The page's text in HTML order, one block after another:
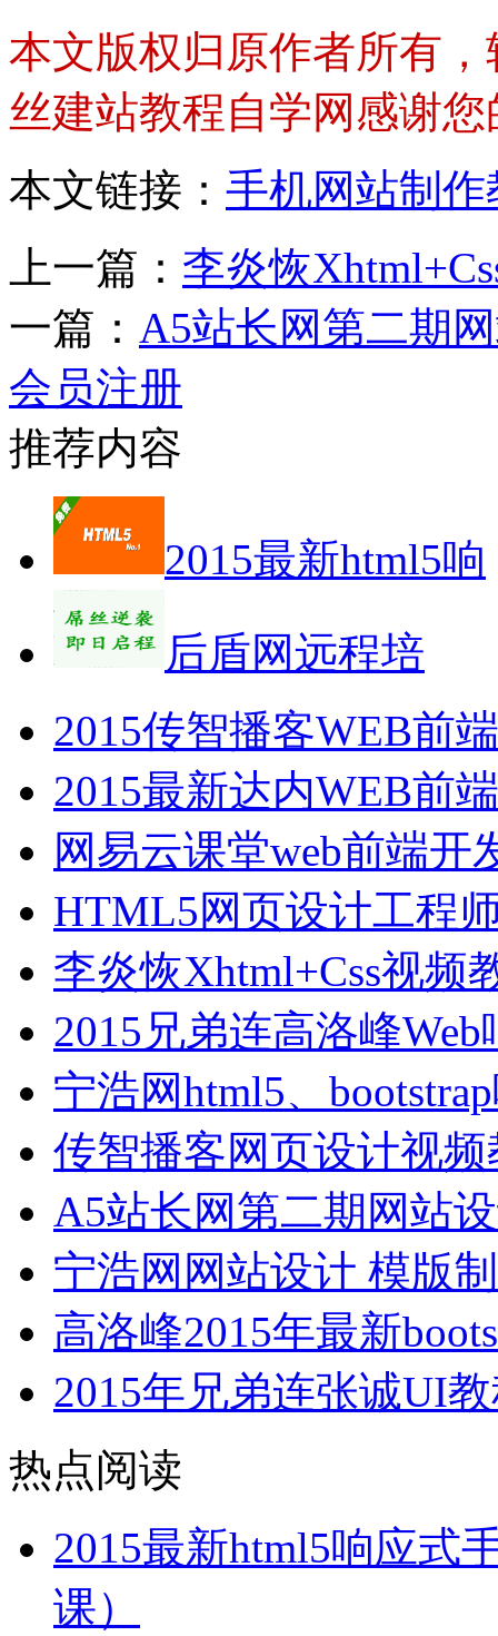
本文版权归原作者所有
丝建站教程自学网感谢
本文链接： 手机网站制
上一篇： 李炎恢
一篇： A5站长网第二期
会员注册
推荐内容
2015最新html5响
后盾网远程培
2015传智播客WEB前
2015最新达内WEB前
网易云课堂web前端开
HTML5网页设计工程
李炎恢Xhtml+Css视频
2015兄弟连高洛峰
宁浩网html5、
传智播客网页设计视
A5站长网第二期网站
宁浩网网站设计 模版
高洛峰2015年最新
2015年兄弟连张诚UI
热点阅读
2015最新html5响应式
课）